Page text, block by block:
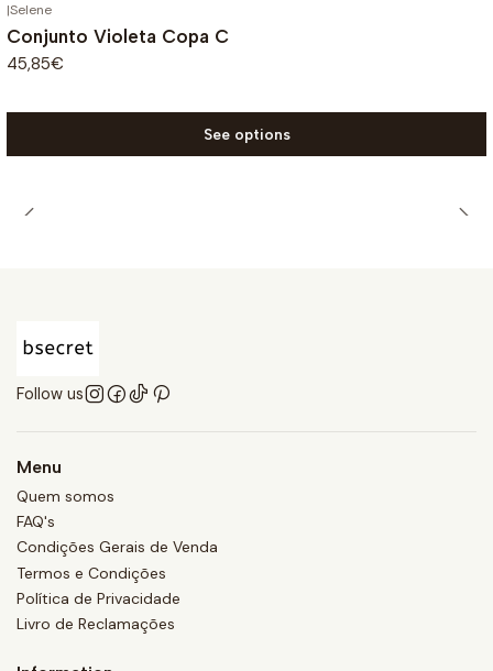
|Selene
Conjunto Violeta Copa C
45,85€
See options
Follow us
Menu
Quem somos
FAQ's
Condições Gerais de Venda
Termos e Condições
Política de Privacidade
Livro de Reclamações